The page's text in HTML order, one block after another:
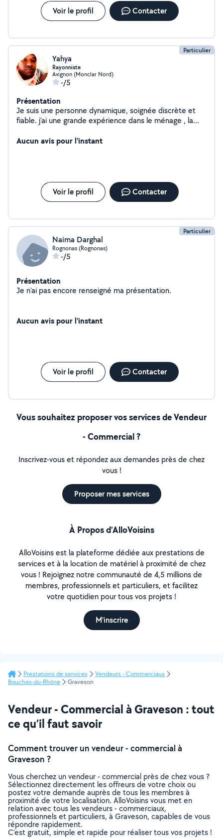
Voir le profil Contacter
Particulier
Yahya
Rayonniste
Avignon (Monclar Nord)
-/5
Présentation
Je suis une personne dynamique, soignée discrète et
fiable. j'ai une grande expérience dans le ménage , la
de confiance à n'importe quel moment.
Aucun avis pour l'instant
Voir le profil Contacter
Particulier
Naima Darghal
Rognonas (Rognonas)
-/5
Présentation
Je n'ai pas encore renseigné ma présentation.
Aucun avis pour l'instant
Voir le profil Contacter
Vous souhaitez proposer vos services de Vendeur
- Commercial ?
Inscrivez-vous et répondez aux demandes près de chez
vous !
Proposer mes services
À Propos d’AlloVoisins
AlloVoisins est la plateforme dédiée aux prestations de
services et à la location de matériel à proximité de chez
vous ! Rejoignez notre communauté de 4,5 millions de
membres, professionnels et particuliers, et facilitez
votre quotidien pour tous vos projets !
M'inscrire
Prestations de services
Vendeurs - Commerciaux
Bouches-du-Rhône
Graveson
Vendeur - Commercial à Graveson : tout
ce qu’il faut savoir
Comment trouver un vendeur - commercial à
Graveson ?
Vous cherchez un vendeur - commercial près de chez vous ?
Sélectionnez directement les offreurs de votre choix ou
postez votre demande auprès de tous les membres à
proximité de votre localisation. AlloVoisins vous met en
relation avec tous les vendeurs - commerciaux,
professionnels et particuliers, à Graveson, capables de vous
répondre rapidement.
C’est gratuit, simple et rapide pour réaliser tous vos projets !